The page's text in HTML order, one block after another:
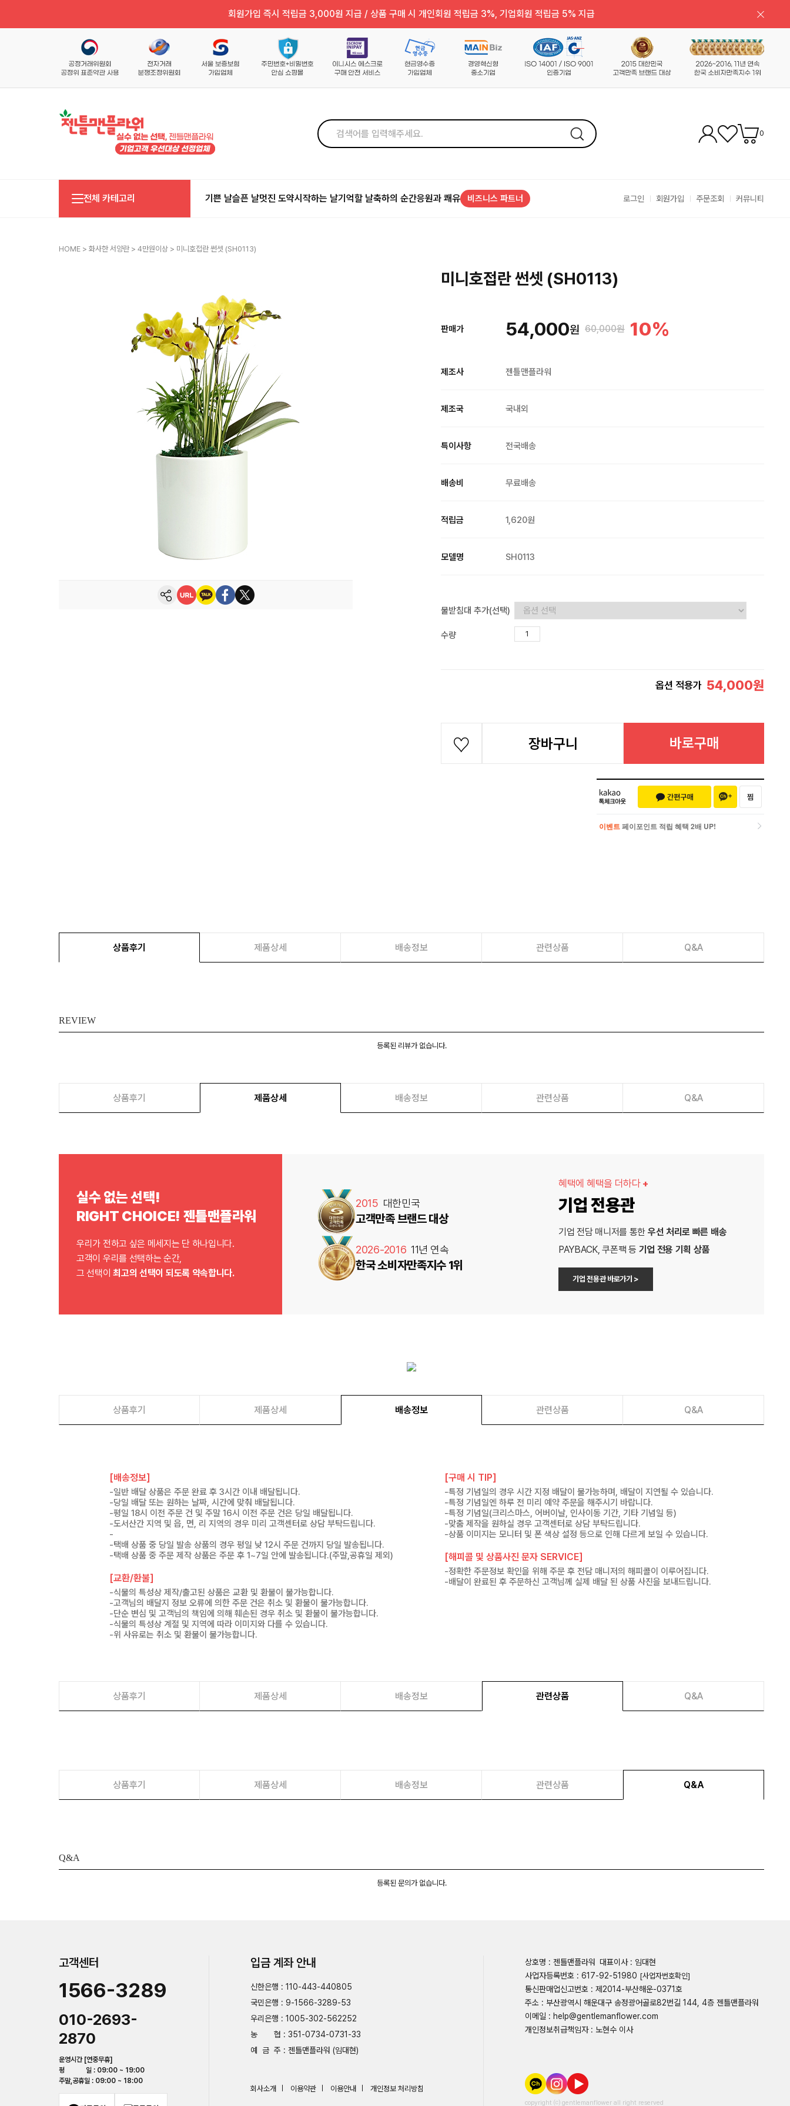
회원가입 즉시 적립금 3,000원 지급 / 상품 구매 시 개인회원 적립금 3%, 기업회원 적립금 5% 지급
0
전체 카테고리 기쁜 날슬픈 날멋진 도약시작하는 날기억할 날축하의 순간응원과 쾌유 비즈니스 파트너 로그인 회원가입 주문조회 커뮤니티
HOME > 화사한 서양란> 4만원이상 > 미니호접란 썬셋 (SH0113)
미니호접란 썬셋 (SH0113)
판매가 54,000원 60,000원 10%
제조사 젠틀맨플라워
제조국 국내외
특이사항 전국배송
배송비 무료배송
적립금 1,620원
모델명 SH0113
물받침대 추가(선택)
수량
옵션 적용가 54,000원
장바구니 바로구매
이벤트 페이포인트 적립 혜택 2배 UP!
상품후기 제품상세 배송정보 관련상품 Q&A
REVIEW
등록된 리뷰가 없습니다.
상품후기 제품상세 배송정보 관련상품 Q&A
실수 없는 선택!
RIGHT CHOICE! 젠틀맨플라워
우리가 전하고 싶은 메세지는 단 하나입니다.
고객이 우리를 선택하는 순간,
그 선택이최고의 선택이 되도록 약속합니다.
2015 대한민국
고객만족 브랜드 대상
2026-2016 11년 연속
한국 소비자만족지수 1위
혜택에 혜택을 더하다 +
기업 전용관
기업 전담 매니저를 통한 우선 처리로 빠른 배송
PAYBACK, 쿠폰팩 등 기업 전용 기획 상품
기업 전용관 바로가기 >
상품후기 제품상세 배송정보 관련상품 Q&A
[배송정보]
-일반 배달 상품은 주문 완료 후 3시간 이내 배달됩니다.
-당일 배달 또는 원하는 날짜, 시간에 맞춰 배달됩니다.
-평일 18시 이전 주문 건 및 주말 16시 이전 주문 건은 당일 배달됩니다.
-도서산간 지역 및 읍, 면, 리 지역의 경우 미리 고객센터로 상담 부탁드립니다.
-
-택배 상품 중 당일 발송 상품의 경우 평일 낮 12시 주문 건까지 당일 발송됩니다.
-택배 상품 중 주문 제작 상품은 주문 후 1~7일 안에 발송됩니다.(주말,공휴일 제외)
[교환/환불]
-식물의 특성상 제작/출고된 상품은 교환 및 환불이 불가능합니다.
-고객님의 배달지 정보 오류에 의한 주문 건은 취소 및 환불이 불가능합니다.
-단순 변심 및 고객님의 책임에 의해 훼손된 경우 취소 및 환불이 불가능합니다.
-식물의 특성상 계절 및 지역에 따라 이미지와 다를 수 있습니다.
-위 사유로는 취소 및 환불이 불가능합니다.
[구매 시 TIP]
-특정 기념일의 경우 시간 지정 배달이 불가능하며, 배달이 지연될 수 있습니다.
-특정 기념일엔 하루 전 미리 예약 주문을 해주시기 바랍니다.
-특정 기념일(크리스마스, 어버이날, 인사이동 기간, 기타 기념일 등)
-맞춤 제작을 원하실 경우 고객센터로 상담 부탁드립니다.
-상품 이미지는 모니터 및 폰 색상 설정 등으로 인해 다르게 보일 수 있습니다.
[해피콜 및 상품사진 문자 SERVICE]
-정확한 주문정보 확인을 위해 주문 후 전담 매니저의 해피콜이 이루어집니다.
-배달이 완료된 후 주문하신 고객님께 실제 배달 된 상품 사진을 보내드립니다.
상품후기 제품상세 배송정보 관련상품 Q&A
상품후기 제품상세 배송정보 관련상품 Q&A
Q&A
등록된 문의가 없습니다.
고객센터
1566-3289
010-2693-
2870
운영시간 [연중무휴]
평 일 : 09:00 ~ 19:00
주말,공휴일 : 09:00 ~ 18:00
입금 계좌 안내
신한은행 : 110-443-440805
국민은행 : 9-1566-3289-53
우리은행 : 1005-302-562252
농 협 : 351-0734-0731-33
예 금 주 : 젠틀맨플라워 (임대현)
회사소개 이용약관 이용안내 개인정보 처리방침
상호명 : 젠틀맨플라워 대표이사 : 임대현
사업자등록번호 : 617-92-51980 [사업자번호확인]
통신판매업신고번호 : 제2014-부산해운-0371호
주소 : 부산광역시 해운대구 송정광어골로82번길 144, 4층 젠틀맨플라워
이메일 : help@gentlemanflower.com
개인정보취급책임자 : 노현수 이사
copyright ⒞ gentlemanflower all right reserved